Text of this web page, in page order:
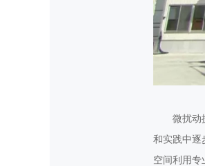
微扰动搅
和实践中逐
空间利用专